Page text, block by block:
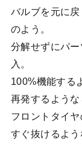
バルブを元に
のよう。
分解せずにパ
入。
100%機能する
再発するような
フロントタイ
すぐ抜けるよう